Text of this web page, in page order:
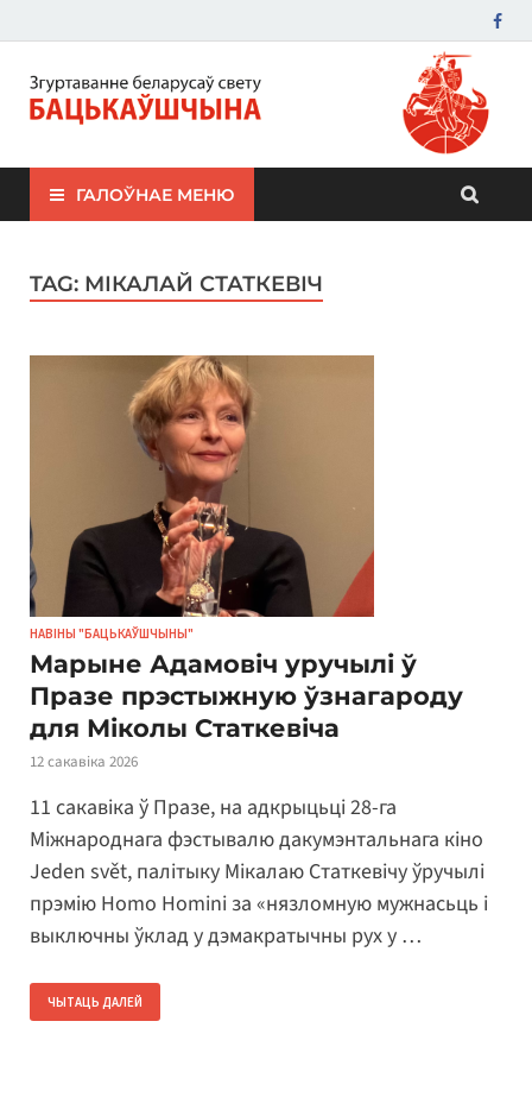
ЗБС "Бацькаўшчына"
ГАЛОЎНАЕ МЕНЮ
TAG: МІКАЛАЙ СТАТКЕВІЧ
НАВІНЫ "БАЦЬКАЎШЧЫНЫ"
Марыне Адамовіч уручылі ў
Празе прэстыжную ўзнагароду
для Міколы Статкевіча
12 сакавіка 2026
11 сакавіка ў Празе, на адкрыцьці 28-га
Міжнароднага фэстывалю дакумэнтальнага кіно
Jeden svět, палітыку Мікалаю Статкевічу ўручылі
прэмію Homo Homini за «нязломную мужнасьць і
выключны ўклад у дэмакратычны рух у …
ЧЫТАЦЬ ДАЛЕЙ